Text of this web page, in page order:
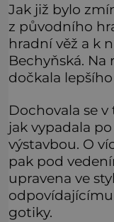
Jak již bylo
z původního
hradní věž a k
Bechyňská. Na
dočkala
Dochovala se
jak vypadala
výstavbou. O
pak pod
upravena ve
gotiky.